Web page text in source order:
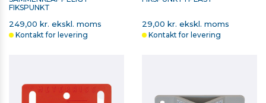
FIKSPUNKT
249,00 kr. ekskl. moms
Kontakt for levering
29,00 kr. ekskl. moms
Kontakt for levering